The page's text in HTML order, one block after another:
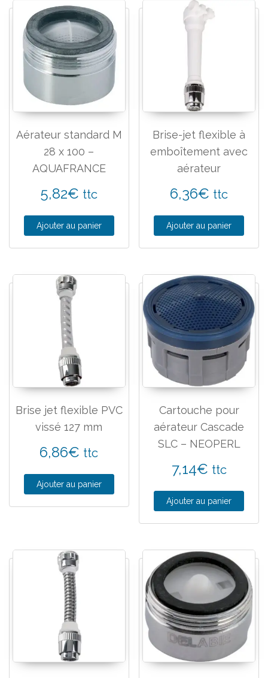
Aérateur standard M
28 x 100 –
AQUAFRANCE
5,82€ ttc
Ajouter au panier
Brise-jet flexible à
emboîtement avec
aérateur
6,36€ ttc
Ajouter au panier
Brise jet flexible PVC
vissé 127 mm
6,86€ ttc
Ajouter au panier
Cartouche pour
aérateur Cascade
SLC – NEOPERL
7,14€ ttc
Ajouter au panier